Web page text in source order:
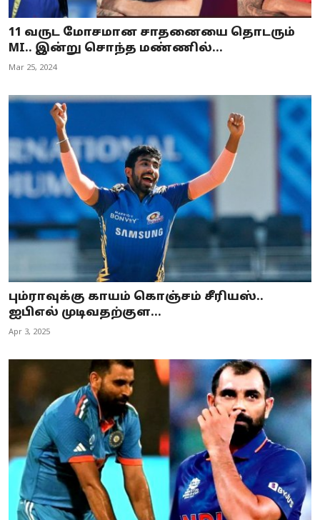
11 வருட மோசமான சாதனையை தொடரும்
MI.. இன்று சொந்த மண்ணில்...
Mar 25, 2024
பும்ராவுக்கு காயம் கொஞ்சம் சீரியஸ்..
ஐபிஎல் முடிவதற்குள...
Apr 3, 2025